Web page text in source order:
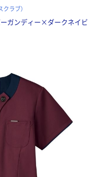
クラブ）
ガンディー×ダークネイビ